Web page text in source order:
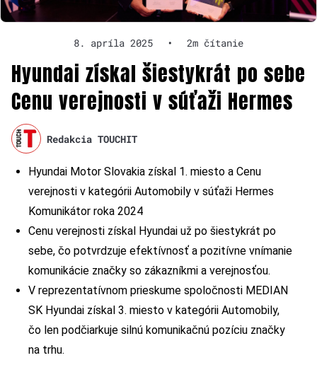
8. apríla 2025 • 2m čítanie
Hyundai získal šiestykrát po sebe
Cenu verejnosti v súťaži Hermes
Redakcia TOUCHIT
Hyundai Motor Slovakia získal 1. miesto a Cenu
verejnosti v kategórii Automobily v súťaži Hermes
Komunikátor roka 2024
Cenu verejnosti získal Hyundai už po šiestykrát po
sebe, čo potvrdzuje efektívnosť a pozitívne vnímanie
komunikácie značky so zákazníkmi a verejnosťou.
V reprezentatívnom prieskume spoločnosti MEDIAN
SK Hyundai získal 3. miesto v kategórii Automobily,
čo len podčiarkuje silnú komunikačnú pozíciu značky
na trhu.